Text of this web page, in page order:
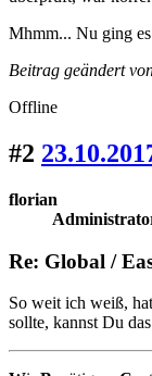
Mhmm... Nu ging
Beitrag geändert
Offline
#2
florian
Re: Global /
So weit ich weiß,
sollte, kannst Du